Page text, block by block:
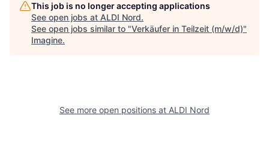
This job is no longer accepting applications
See open jobs at ALDI Nord.
See open jobs similar to "Verkäufer in Teilzeit (m/w/d)"
Imagine.
See more open positions at ALDI Nord